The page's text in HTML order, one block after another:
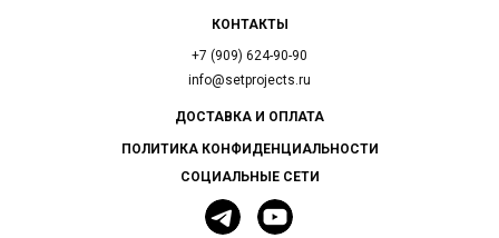
КОНТАКТЫ
+7 (909) 624-90-90
info@setprojects.ru
СОЦИАЛЬНЫЕ СЕТИ
ДОСТАВКА И ОПЛАТА
ПОЛИТИКА КОНФИДЕНЦИАЛЬНОСТИ